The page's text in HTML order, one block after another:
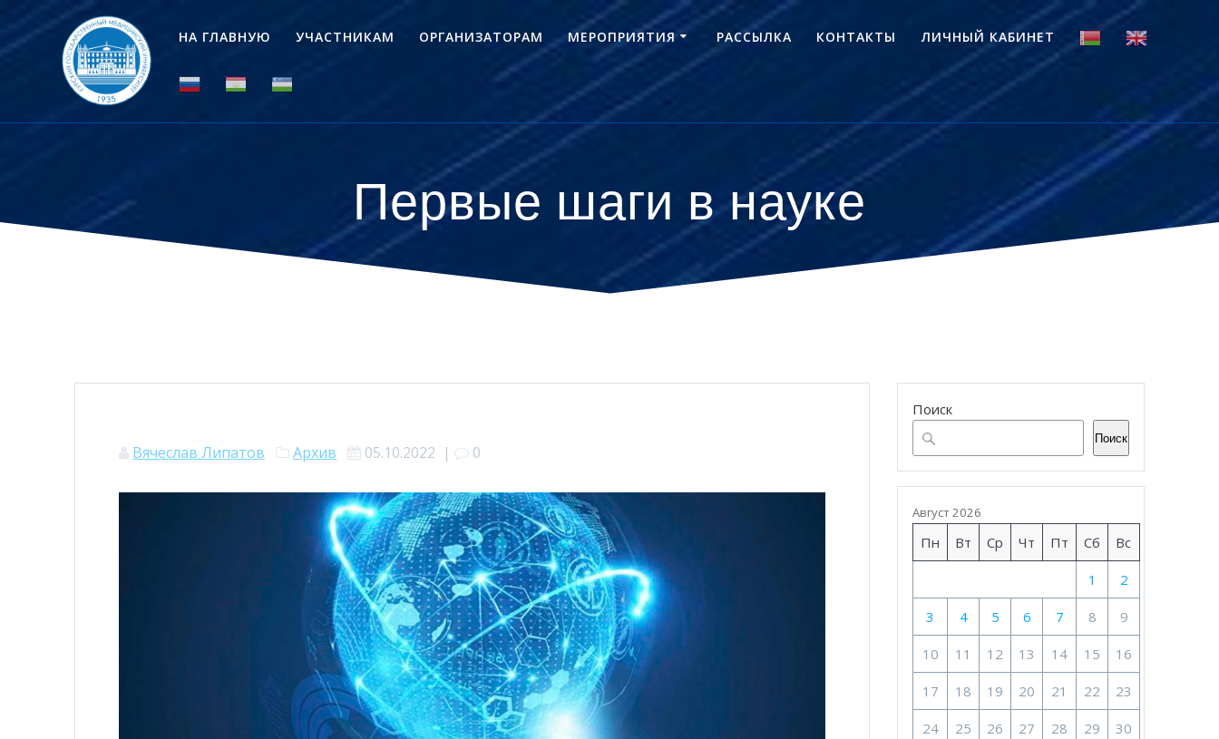
контенту
НА ГЛАВНУЮ УЧАСТНИКАМ ОРГАНИЗАТОРАМ МЕРОПРИЯТИЯ РАССЫЛКА КОНТАКТЫ ЛИЧНЫЙ КАБИНЕТ
Первые шаги в науке
Вячеслав Липатов Архив 05.10.2022 | 0
Поиск
Поиск
Август 2026
Пн Вт Ср Чт Пт Сб Вс
1 2
3 4 5 6 7 8 9
10 11 12 13 14 15 16
17 18 19 20 21 22 23
24 25 26 27 28 29 30